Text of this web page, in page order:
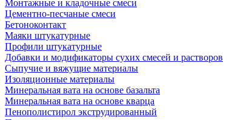
Монтажные и кладочные смеси
Цементно-песчаные смеси
Бетоноконтакт
Маяки штукатурные
Профили штукатурные
Добавки и модификаторы сухих смесей и растворов
Сыпучие и вяжущие материалы
Изоляционные материалы
Минеральная вата на основе базальта
Минеральная вата на основе кварца
Пенополистирол экструдированный